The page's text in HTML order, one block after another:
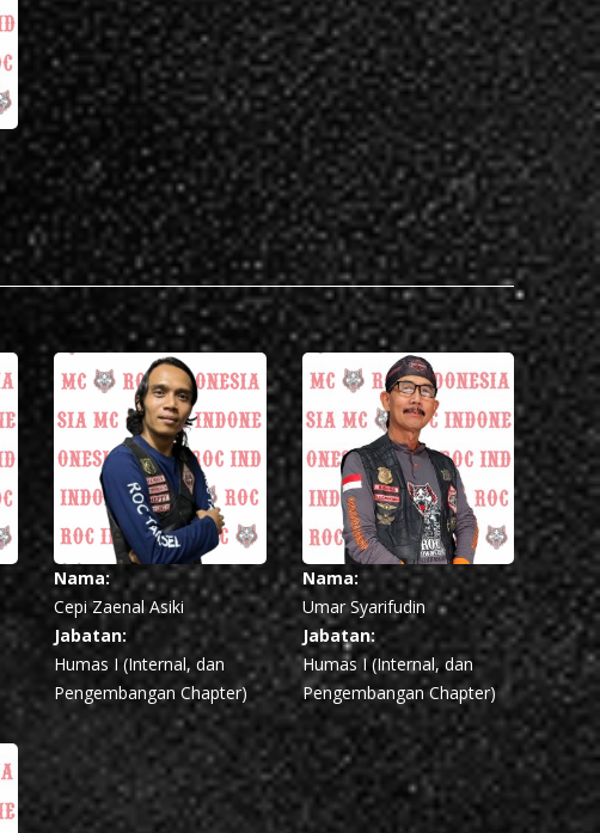
Nama:
Cepi Zaenal Asiki
Jabatan:
Humas I (Internal, dan
Pengembangan Chapter)
Nama:
Umar Syarifudin
Jabatan:
Humas I (Internal, dan
Pengembangan Chapter)